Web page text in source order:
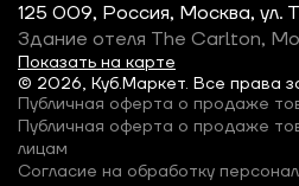
© 2026, Куб.Маркет. Все права
125 009, Россия, Москва, ул.
Здание отеля The Carlton,
Показать на карте
Публичная оферта о продаже
Публичная оферта о продаже
лицам
Согласие на обработку